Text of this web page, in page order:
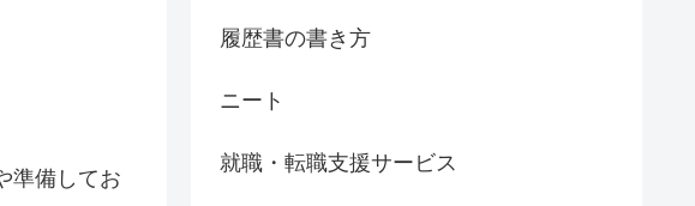
準備してお
履歴書の書き方
ニート
就職・転職支援サービス